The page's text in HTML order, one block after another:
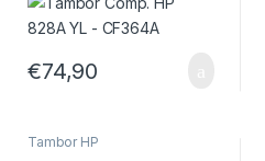
€74,90
Tambor HP